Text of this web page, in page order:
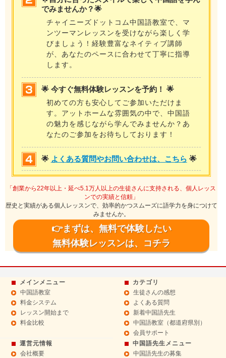
でみませんか？🌟
チャイニーズドットコム中国語教室で、マ
ンツーマンレッスンを受けながら楽しく学
びましょう！経験豊富なネイティブ講師
が、あなたのペースに合わせて丁寧に指導
します。
🌟 今すぐ無料体験レッスンを予約！ 🌟
初めての方も安心してご参加いただけま
す。アットホームな雰囲気の中で、中国語
の魅力を感じながら学んでみませんか？あ
なたのご参加をお待ちしております！
🌟 よくある質問やお問い合わせは、こちら 🌟
「創業から22年以上・延べ5.1万人以上の生徒さんに支持される、個人レッス
ンでの実績と信頼」
歴史と実績がある個人レッスンで、効率的かつスムーズに語学力を身につけて
みませんか。
👉まずは、無料で体験したい
無料体験レッスンは、コチラ
メインメニュー
中国語教室
料金システム
レッスン開始まで
料金比較
カテゴリ
生徒さんの感想
よくある質問
新着中国語先生
中国語教室（都道府県別）
会員サポート
運営元情報
会社概要
中国語先生メニュー
中国語先生の募集